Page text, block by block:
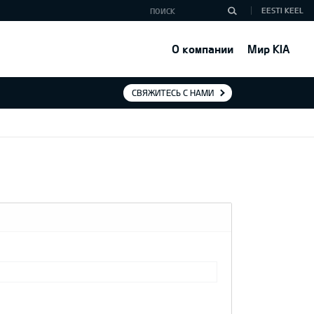
О компании Мир KIA
EESTI KEEL
СВЯЖИТЕСЬ С НАМИ